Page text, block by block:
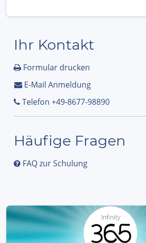
Ihr Kontakt
Formular drucken
E-Mail Anmeldung
Telefon +49-8677-98890
Häufige Fragen
FAQ zur Schulung